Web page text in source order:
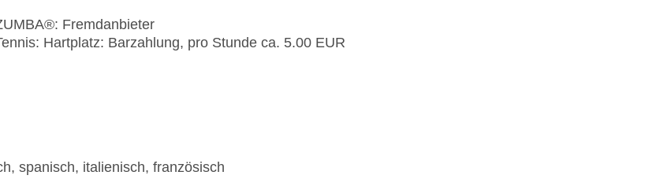
Fremdanbieter
Hartplatz: Barzahlung, pro Stunde ca. 5.00 EUR
spanisch, italienisch, französisch